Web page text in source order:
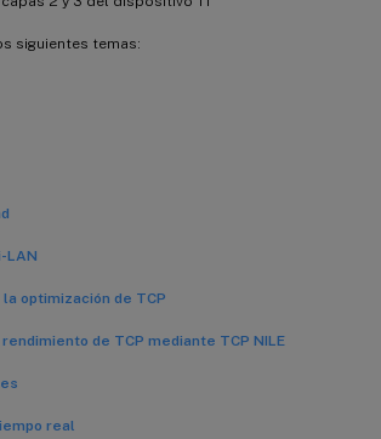
siguientes temas:
LAN
optimización de TCP
de TCP mediante TCP NILE
real